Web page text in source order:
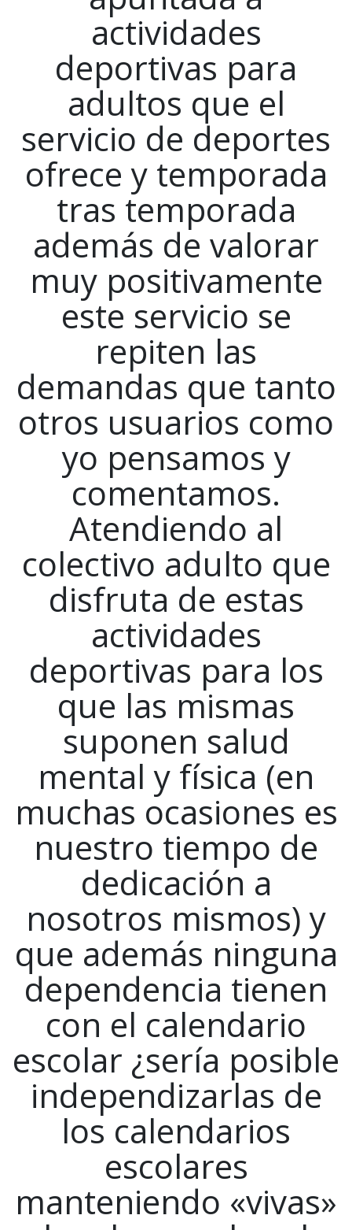
actividades
deportivas para
adultos que el
servicio de deportes
ofrece y temporada
tras temporada
además de valorar
muy positivamente
este servicio se
repiten las
demandas que tanto
otros usuarios como
yo pensamos y
comentamos.
Atendiendo al
colectivo adulto que
disfruta de estas
actividades
deportivas para los
que las mismas
suponen salud
mental y física (en
muchas ocasiones es
nuestro tiempo de
dedicación a
nosotros mismos) y
que además ninguna
dependencia tienen
con el calendario
escolar ¿sería posible
independizarlas de
los calendarios
escolares
manteniendo «vivas»